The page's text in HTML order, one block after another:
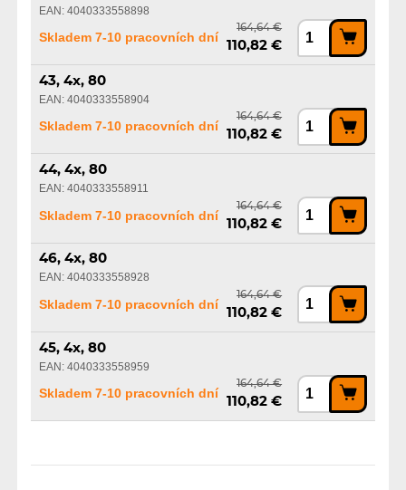
EAN: 4040333558898
Skladem 7-10 pracovních dní
164,64 €
110,82 €
43, 4x, 80
EAN: 4040333558904
Skladem 7-10 pracovních dní
164,64 €
110,82 €
44, 4x, 80
EAN: 4040333558911
Skladem 7-10 pracovních dní
164,64 €
110,82 €
46, 4x, 80
EAN: 4040333558928
Skladem 7-10 pracovních dní
164,64 €
110,82 €
45, 4x, 80
EAN: 4040333558959
Skladem 7-10 pracovních dní
164,64 €
110,82 €